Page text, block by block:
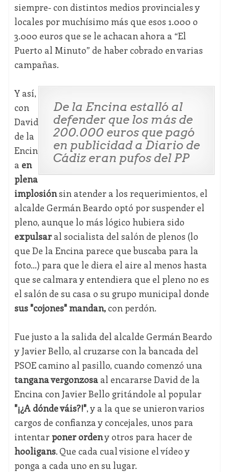
siempre- con distintos medios provinciales y
locales por muchísimo más que esos 1.000 o
3.000 euros que se le achacan ahora a “El
Puerto al Minuto” de haber cobrado en varias
campañas.
De la Encina estalló al
defender que los más de
200.000 euros que pagó
en publicidad a Diario de
Cádiz eran pufos del PP
Y así,
con
David
de la
Encin
a en
plena
implosiónsin atender a los requerimientos, el
alcalde Germán Beardo optó por suspender el
pleno, aunque lo más lógico hubiera sido
expulsaral socialista del salón de plenos (lo
que De la Encina parece que buscaba para la
foto...) para que le diera el aire al menos hasta
que se calmara y entendiera que el pleno no es
el salón de su casa o su grupo municipal donde
sus "cojones" mandan,con perdón.
Fue justo a la salida del alcalde Germán Beardo
y Javier Bello, al cruzarse con la bancada del
PSOE camino al pasillo, cuando comenzó una
tangana vergonzosaal encararse David de la
Encina con Javier Bello gritándole al popular
"¡¿A dónde váis?!", y a la que se unieron varios
cargos de confianza y concejales, unos para
intentar poner ordeny otros para hacer de
hooligans. Que cada cual visione el vídeo y
ponga a cada uno en su lugar.